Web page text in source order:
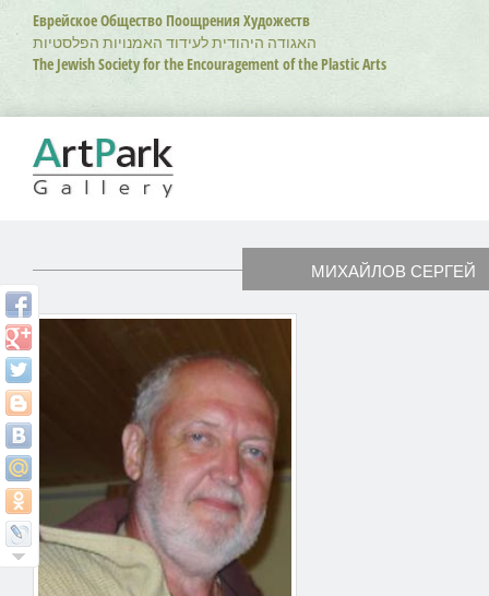
Перейти
основному
содержанию
Еврейское Общество Поощрения Художеств
האגודה היהודית לעידוד האמנויות הפלסטיות
The Jewish Society for the Encouragement of the Plastic Arts
МИХАЙЛОВ СЕРГЕЙ